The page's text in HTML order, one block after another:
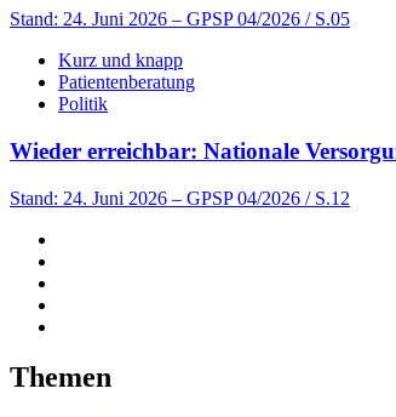
Stand: 24. Juni 2026 – GPSP 04/2026 / S.05
Kurz und knapp
Patientenberatung
Politik
Wieder erreichbar: Nationale
Stand: 24. Juni 2026 – GPSP 04/2026 / S.12
Themen